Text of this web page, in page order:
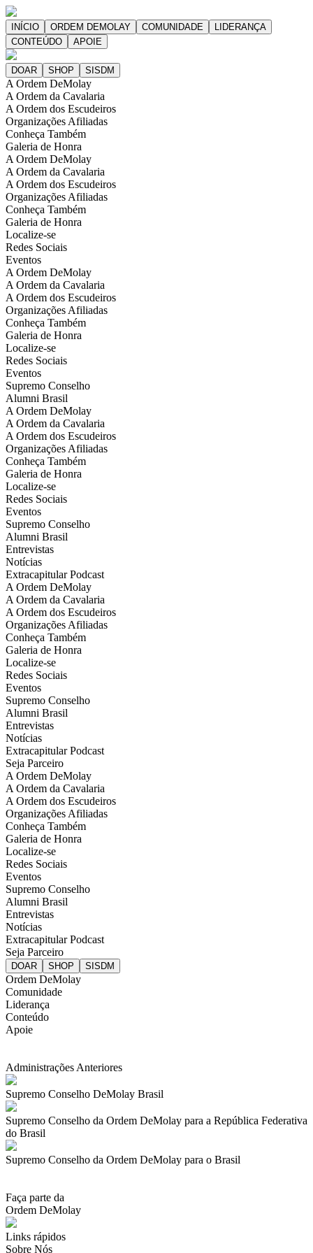
A Ordem DeMolay
A Ordem da Cavalaria
A Ordem dos Escudeiros
Organizações Afiliadas
Conheça Também
Galeria de Honra
A Ordem DeMolay
A Ordem da Cavalaria
A Ordem dos Escudeiros
Organizações Afiliadas
Conheça Também
Galeria de Honra
Localize-se
Redes Sociais
Eventos
A Ordem DeMolay
A Ordem da Cavalaria
A Ordem dos Escudeiros
Organizações Afiliadas
Conheça Também
Galeria de Honra
Localize-se
Redes Sociais
Eventos
Supremo Conselho
Alumni Brasil
A Ordem DeMolay
A Ordem da Cavalaria
A Ordem dos Escudeiros
Organizações Afiliadas
Conheça Também
Galeria de Honra
Localize-se
Redes Sociais
Eventos
Supremo Conselho
Alumni Brasil
Entrevistas
Notícias
Extracapitular Podcast
A Ordem DeMolay
A Ordem da Cavalaria
A Ordem dos Escudeiros
Organizações Afiliadas
Conheça Também
Galeria de Honra
Localize-se
Redes Sociais
Eventos
Supremo Conselho
Alumni Brasil
Entrevistas
Notícias
Extracapitular Podcast
Seja Parceiro
A Ordem DeMolay
A Ordem da Cavalaria
A Ordem dos Escudeiros
Organizações Afiliadas
Conheça Também
Galeria de Honra
Localize-se
Redes Sociais
Eventos
Supremo Conselho
Alumni Brasil
Entrevistas
Notícias
Extracapitular Podcast
Seja Parceiro
Ordem DeMolay
Comunidade
Liderança
Conteúdo
Apoie
Administrações Anteriores
Supremo Conselho DeMolay Brasil
Supremo Conselho da Ordem DeMolay para a República Federativa
do Brasil
Supremo Conselho da Ordem DeMolay para o Brasil
Faça parte da
Ordem DeMolay
Links rápidos
Sobre Nós